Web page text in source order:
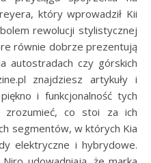
który wprowadził Kii
rewolucji stylistycznej
równie dobrze prezentują
autostradach czy górskich
znajdziesz artykuły i
i funkcjonalność tych
zrozumieć, co stoi za ich
segmentów, w których Kia
elektryczne i hybrydowe.